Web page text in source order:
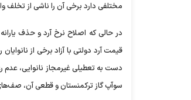
مختلفی دارد برخی آن را ناشی از تخلف
در حالی که اصلاح نرخ آرد و حذف
قیمت آرد دولتی با آزاد برخی از
دست به تعطیلی غیرمجاز نانوایی،
سوآپ‌ گاز ترکمنستان و قطعی آن،